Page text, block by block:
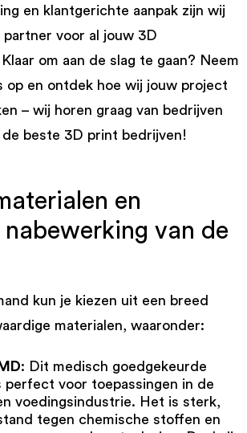
en klantgerichte aanpak zijn wij
voor al jouw 3D
om aan de slag te gaan? Neem
op en ontdek hoe wij jouw project
– wij horen graag van bedrijven
de beste 3D print bedrijven!
en
nabewerking van de
kun je kiezen uit een breed
materialen, waaronder:
: Dit medisch goedgekeurde
perfect voor toepassingen in de
voedingsindustrie. Het is sterk,
tegen chemische stoffen en